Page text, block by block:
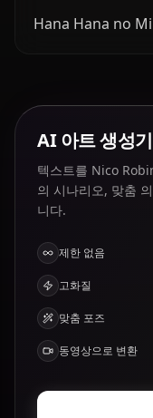
Hana Hana no
AI 아트 생성기
텍스트를 Nico
의 시나리오, 맞춤
니다.
제한 없음
고화질
맞춤 포즈
동영상으로 변환